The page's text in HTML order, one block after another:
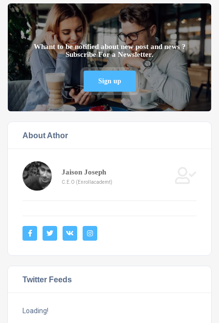
Whant to be notified about new post and news ?
Subscribe For a Newsletter.
Sign up
About Athor
Jaison Joseph
C.E.O (Enrollacademt)
Twitter Feeds
Loading!